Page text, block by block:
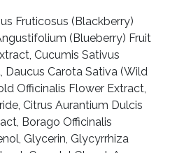
Fruticosus (Blackberry)
(Blueberry) Fruit
Cucumis Sativus
Daucus Carota Sativa (Wild
Officinalis Flower Extract,
Citrus Aurantium Dulcis
Borago Officinalis
Glycerin, Glycyrrhiza